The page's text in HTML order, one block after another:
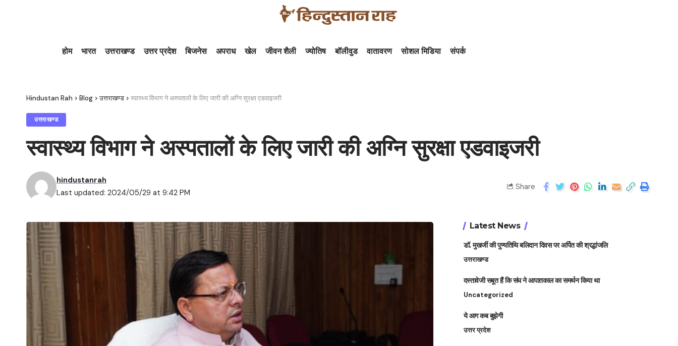
होम भारत उत्तराखण्ड उत्तर प्रदेश बिजनेस अपराध खेल जीवन शैली ज्योतिष बॉलीवुड वातावरण सोशल मिडिया संपर्क
Hindustan Rah > Blog >उत्तराखण्ड > स्वास्थ्य विभाग ने अस्पतालों के लिए जारी की अग्नि सुरक्षा एडवाइजरी
उत्तराखण्ड
स्वास्थ्य विभाग ने अस्पतालों के लिए जारी की अग्नि सुरक्षा एडवाइजरी
Last updated: 2024/05/29 at 9:42 PM
hindustanrah
Share
Latest News
डॉ. मुखर्जी की पुण्यतिथि बलिदान दिवस पर अर्पित की श्रद्धांजलि
उत्तराखण्ड
दस्तावेजी सबूत हैं कि संघ ने आपातकाल का समर्थन किया था
Uncategorized
ये आग कब बुझेगी
उत्तर प्रदेश